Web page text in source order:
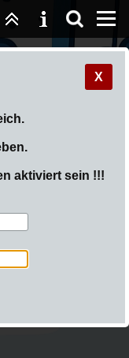
X
aktiviert sein !!!